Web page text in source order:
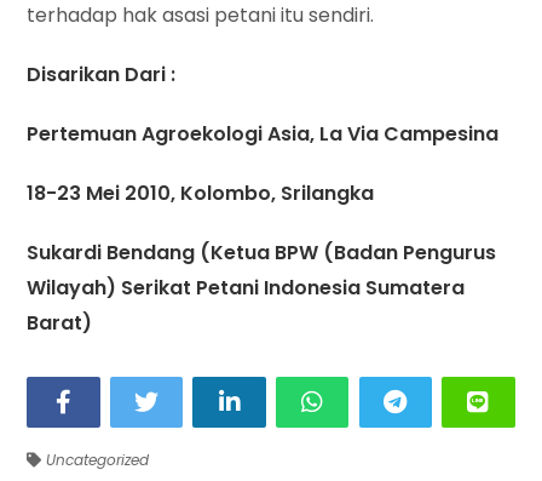
terhadap hak asasi petani itu sendiri.
Disarikan Dari :
Pertemuan Agroekologi Asia, La Via Campesina
18-23 Mei 2010, Kolombo, Srilangka
Sukardi Bendang (Ketua BPW (Badan Pengurus
Wilayah) Serikat Petani Indonesia Sumatera
Barat)
Uncategorized